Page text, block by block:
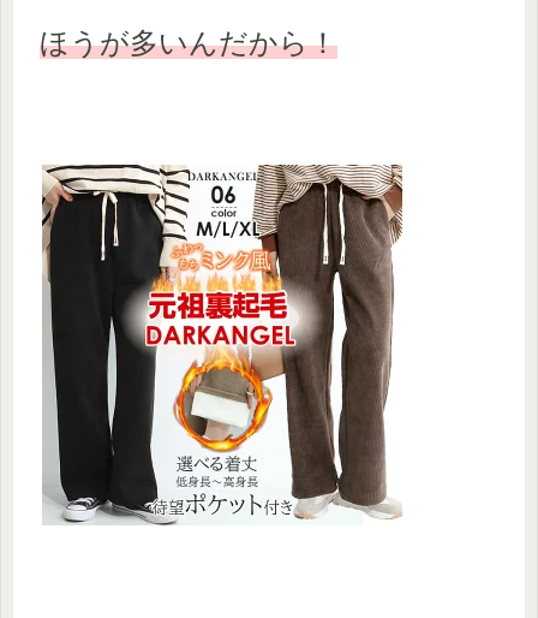
ほうが多いんだから！